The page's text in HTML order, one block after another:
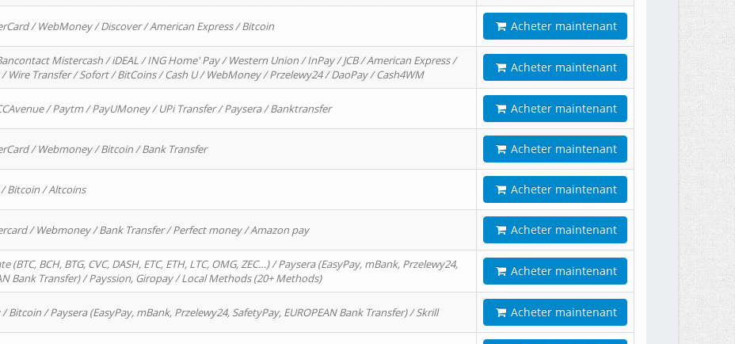
/ WebMoney / Discover / American Express / Bitcoin Acheter maintenant
Mistercash / iDEAL / ING Home' Pay / Western Union / InPay / JCB / American Express /
Wire Transfer / Sofort / BitCoins / Cash U / WebMoney / Przelewy24 / DaoPay / Cash4WM
Acheter maintenant
/ Paytm / PayUMoney / UPi Transfer / Paysera / Banktransfer Acheter maintenant
/ Webmoney / Bitcoin / Bank Transfer Acheter maintenant
Bitcoin / Altcoins Acheter maintenant
/ Webmoney / Bank Transfer / Perfect money / Amazon pay Acheter maintenant
(BTC, BCH, BTG, CVC, DASH, ETC, ETH, LTC, OMG, ZEC…) / Paysera (EasyPay, mBank, Przelewy24,
Bank Transfer) / Payssion, Giropay / Local Methods (20+ Methods)
Acheter maintenant
Bitcoin / Paysera (EasyPay, mBank, Przelewy24, SafetyPay, EUROPEAN Bank Transfer) / Skrill Acheter maintenant